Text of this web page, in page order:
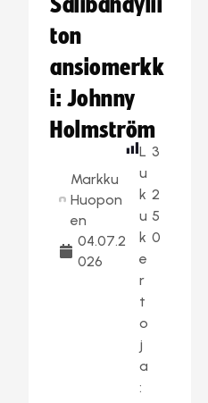
Salibandylii
ton
ansiomerkk
i: Johnny
Holmström
Markku
Huopon
en
04.07.2
026
L
u
k
u
k
e
r
t
o
j
a
:
3
2
5
0